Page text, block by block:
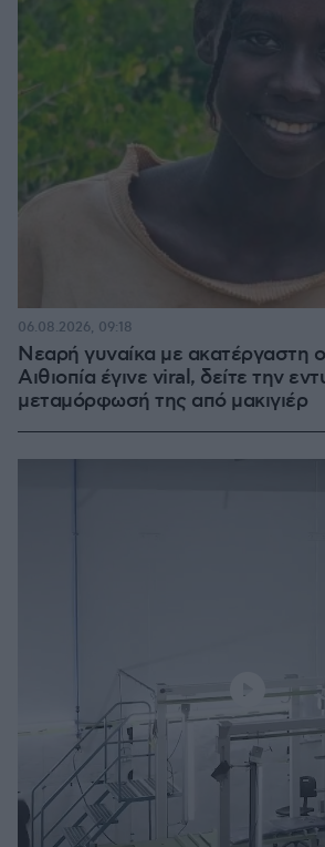
Νεαρή γυναίκα με ακατέργαστη
Αιθιοπία έγινε viral, δείτε την
μεταμόρφωσή της από μακιγιέρ
06.08.2026, 09:18